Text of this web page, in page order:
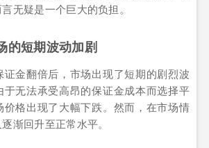
无疑是一个巨大的负担。
的短期波动加剧
金翻倍后，市场出现了短期的剧烈波
于无法承受高昂的保证金成本而选择平
价格出现了大幅下跌。然而，在市场情
渐回升至正常水平。